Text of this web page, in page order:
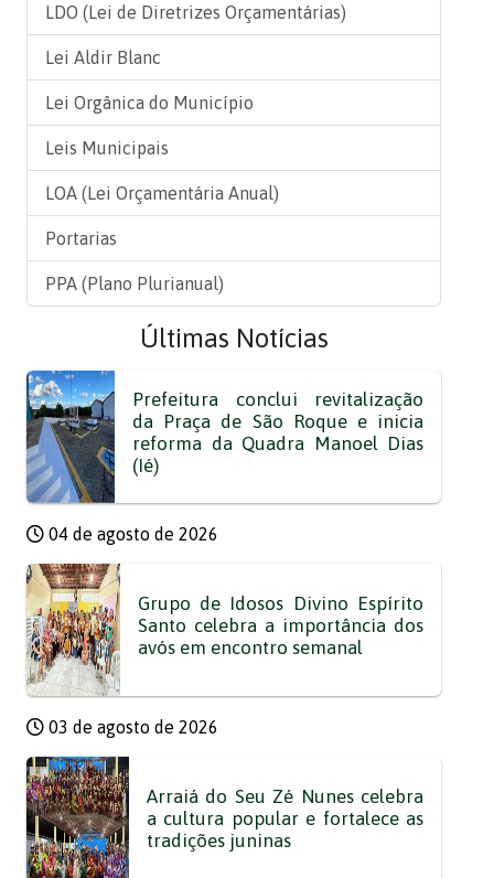
LDO (Lei de Diretrizes Orçamentárias)
Lei Aldir Blanc
Lei Orgânica do Município
Leis Municipais
LOA (Lei Orçamentária Anual)
Portarias
PPA (Plano Plurianual)
Últimas Notícias
Prefeitura conclui revitalização
da Praça de São Roque e inicia
reforma da Quadra Manoel Dias
(Ié)
04 de agosto de 2026
Grupo de Idosos Divino Espírito
Santo celebra a importância dos
avós em encontro semanal
03 de agosto de 2026
Arraiá do Seu Zé Nunes celebra
a cultura popular e fortalece as
tradições juninas